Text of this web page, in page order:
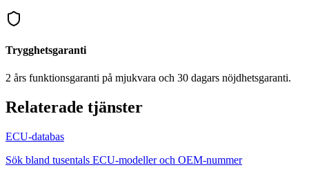
Trygghetsgaranti
2 års funktionsgaranti på mjukvara och 30 dagars nöjdhetsgaranti.
Relaterade tjänster
ECU-databas
Sök bland tusentals ECU-modeller och OEM-nummer